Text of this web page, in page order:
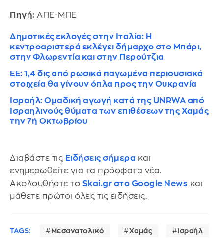
Πηγή: ΑΠΕ-ΜΠΕ
Δημοτικές εκλογές στην Ιταλία: H
κεντροαριστερά εκλέγει δήμαρχο στο Μπάρι,
στην Φλωρεντία και στην Περούτζια
ΕΕ: 1,4 δις από ρωσικά παγωμένα περιουσιακά
στοιχεία θα γίνουν όπλα προς την Ουκρανία
Ισραήλ: Ομαδική αγωγή κατά της UNRWA από
Ισραηλινούς θύματα των επιθέσεων της Χαμάς
την 7ή Οκτωβρίου
Διαβάστε τις Ειδήσεις σήμερα και
ενημερωθείτε για τα πρόσφατα νέα.
Ακολουθήστε το Skai.gr στο Google News και
μάθετε πρώτοι όλες τις ειδήσεις.
TAGS: Μεσανατολικό Χαμάς Ισραήλ